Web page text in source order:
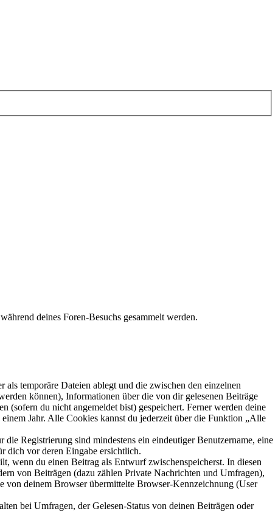
deines Foren-Besuchs gesammelt werden.
temporäre Dateien ablegt und die zwischen den einzelnen
können), Informationen über die von dir gelesenen Beiträge
(sofern du nicht angemeldet bist) gespeichert. Ferner werden deine
Jahr. Alle Cookies kannst du jederzeit über die Funktion „Alle
Registrierung sind mindestens ein eindeutiger Benutzername, eine
dich vor deren Eingabe ersichtlich.
wenn du einen Beitrag als Entwurf zwischenspeicherst. In diesen
von Beiträgen (dazu zählen Private Nachrichten und Umfragen),
von deinem Browser übermittelte Browser-Kennzeichnung (User
bei Umfragen, der Gelesen-Status von deinen Beiträgen oder